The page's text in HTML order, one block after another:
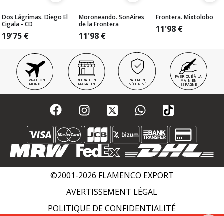
Dos Lágrimas. Diego El
Cigala - CD
19'75 €
Moroneando. SonAires
de la Frontera
11'98 €
Frontera. Mixtolobo
11'98 €
LIVRAISON
MONDE
RETRAIT EN
MAGASIN
PAIEMENT
SÉCURISÉ
FABRIQUÉ À LA
MAIN EN
ESPAGNE
©2001-2026 FLAMENCO EXPORT
AVERTISSEMENT LÉGAL
POLITIQUE DE CONFIDENTIALITÉ